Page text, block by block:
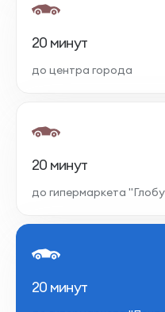
20 минут
до центра города
20 минут
до гипермаркета
20 минут